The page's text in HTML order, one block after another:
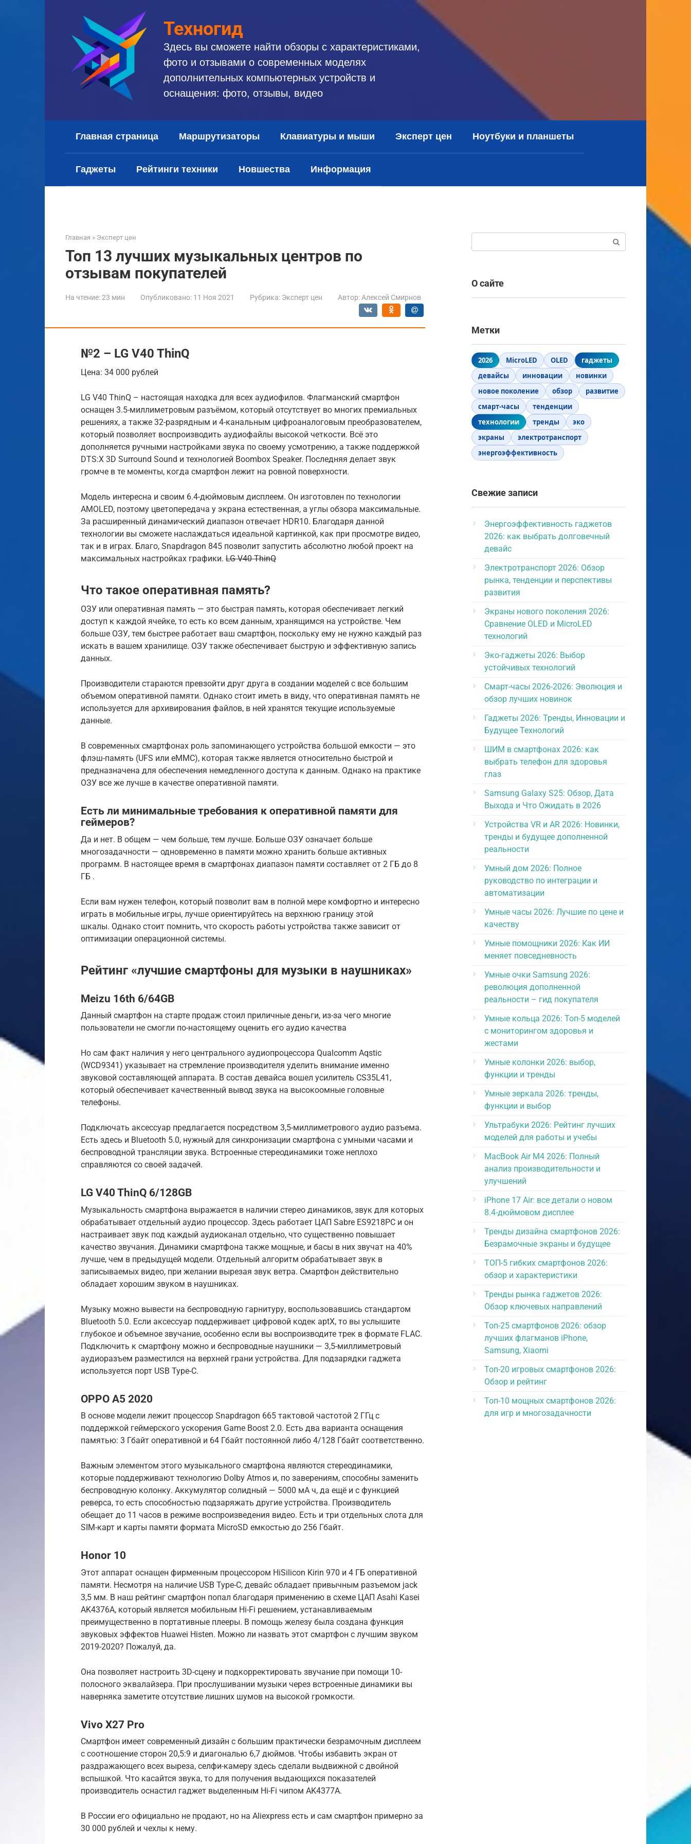
Техногид
Здесь вы сможете найти обзоры с характеристиками,
фото и отзывами о современных моделях
дополнительных компьютерных устройств и
оснащения: фото, отзывы, видео
Главная страница Маршрутизаторы Клавиатуры и мыши Эксперт цен Ноутбуки и планшеты
Гаджеты Рейтинги техники Новшества Информация
Главная » Эксперт цен
Топ 13 лучших музыкальных центров по
отзывам покупателей
На чтение:23 мин Опубликовано: 11 Ноя 2021 Рубрика: Эксперт цен Автор: Алексей Смирнов
№2 – LG V40 ThinQ
Цена: 34 000 рублей
LG V40 ThinQ – настоящая находка для всех аудиофилов. Флагманский смартфон
оснащен 3.5-миллиметровым разъёмом, который отсутствует во многих премиальных
решениях, а также 32-разрядным и 4-канальным цифроаналоговым преобразователем,
который позволяет воспроизводить аудиофайлы высокой четкости. Всё это
дополняется ручными настройками звука по своему усмотрению, а также поддержкой
DTS:X 3D Surround Sound и технологией Boombox Speaker. Последняя делает звук
громче в те моменты, когда смартфон лежит на ровной поверхности.
Модель интересна и своим 6.4-дюймовым дисплеем. Он изготовлен по технологии
AMOLED, поэтому цветопередача у экрана естественная, а углы обзора максимальные.
За расширенный динамический диапазон отвечает HDR10. Благодаря данной
технологии вы сможете наслаждаться идеальной картинкой, как при просмотре видео,
так и в играх. Благо, Snapdragon 845 позволит запустить абсолютно любой проект на
максимальных настройках графики. LG V40 ThinQ
Что такое оперативная память?
ОЗУ или оперативная память — это быстрая память, которая обеспечивает легкий
доступ к каждой ячейке, то есть ко всем данным, хранящимся на устройстве. Чем
больше ОЗУ, тем быстрее работает ваш смартфон, поскольку ему не нужно каждый раз
искать в вашем хранилище. ОЗУ также обеспечивает быструю и эффективную запись
данных.
Производители стараются превзойти друг друга в создании моделей с все большим
объемом оперативной памяти. Однако стоит иметь в виду, что оперативная память не
используется для архивирования файлов, в ней хранятся текущие используемые
данные.
В современных смартфонах роль запоминающего устройства большой емкости — это
флэш-память (UFS или eMMC), которая также является относительно быстрой и
предназначена для обеспечения немедленного доступа к данным. Однако на практике
ОЗУ все же лучше в качестве оперативной памяти.
Есть ли минимальные требования к оперативной памяти для
геймеров?
Да и нет. В общем — чем больше, тем лучше. Больше ОЗУ означает больше
многозадачности — одновременно в памяти можно хранить больше активных
программ. В настоящее время в смартфонах диапазон памяти составляет от 2 ГБ до 8
ГБ .
Если вам нужен телефон, который позволит вам в полной мере комфортно и интересно
играть в мобильные игры, лучше ориентируйтесь на верхнюю границу этой
шкалы. Однако стоит помнить, что скорость работы устройства также зависит от
оптимизации операционной системы.
Рейтинг «лучшие смартфоны для музыки в наушниках»
Meizu 16th 6/64GB
Данный смартфон на старте продаж стоил приличные деньги, из-за чего многие
пользователи не смогли по-настоящему оценить его аудио качества
Но сам факт наличия у него центрального аудиопроцессора Qualcomm Aqstic
(WCD9341) указывает на стремление производителя уделить внимание именно
звуковой составляющей аппарата. В состав девайса вошел усилитель CS35L41,
который обеспечивает качественный вывод звука на высокоомные головные
телефоны.
Подключать аксессуар предлагается посредством 3,5-миллиметрового аудио разъема.
Есть здесь и Bluetooth 5.0, нужный для синхронизации смартфона с умными часами и
беспроводной трансляции звука. Встроенные стереодинамики тоже неплохо
справляются со своей задачей.
LG V40 ThinQ 6/128GB
Музыкальность смартфона выражается в наличии стерео динамиков, звук для которых
обрабатывает отдельный аудио процессор. Здесь работает ЦАП Sabre ES9218PC и он
настраивает звук под каждый аудиоканал отдельно, что существенно повышает
качество звучания. Динамики смартфона также мощные, и басы в них звучат на 40%
лучше, чем в предыдущей модели. Отдельный алгоритм обрабатывает звук в
записываемых видео, при желании вырезая звук ветра. Смартфон действительно
обладает хорошим звуком в наушниках.
Музыку можно вывести на беспроводную гарнитуру, воспользовавшись стандартом
Bluetooth 5.0. Если аксессуар поддерживает цифровой кодек aptX, то вы услышите
глубокое и объемное звучание, особенно если вы воспроизводите трек в формате FLAC.
Подключить к смартфону можно и беспроводные наушники — 3,5-миллиметровый
аудиоразъем разместился на верхней грани устройства. Для подзарядки гаджета
используется порт USB Type-C.
OPPO A5 2020
В основе модели лежит процессор Snapdragon 665 тактовой частотой 2 ГГц с
поддержкой геймерского ускорения Game Boost 2.0. Есть два варианта оснащения
памятью: 3 Гбайт оперативной и 64 Гбайт постоянной либо 4/128 Гбайт соответственно.
Важным элементом этого музыкального смартфона являются стереодинамики,
которые поддерживают технологию Dolby Atmos и, по заверениям, способны заменить
беспроводную колонку. Аккумулятор солидный — 5000 мА ч, да ещё и с функцией
реверса, то есть способностью подзаряжать другие устройства. Производитель
обещает до 11 часов в режиме воспроизведения видео. Есть и три отдельных слота для
SIM-карт и карты памяти формата MicroSD емкостью до 256 Гбайт.
Honor 10
Этот аппарат оснащен фирменным процессором HiSilicon Kirin 970 и 4 ГБ оперативной
памяти. Несмотря на наличие USB Type-C, девайс обладает привычным разъемом jack
3,5 мм. В наш рейтинг смартфон попал благодаря применению в схеме ЦАП Asahi Kasei
AK4376A, который является мобильным Hi-Fi решением, устанавливаемым
преимущественно в портативные плееры. В помощь железу была создана функция
звуковых эффектов Huawei Histen. Можно ли назвать этот смартфон с лучшим звуком
2019-2020? Пожалуй, да.
Она позволяет настроить 3D-сцену и подкорректировать звучание при помощи 10-
полосного эквалайзера. При прослушивании музыки через встроенные динамики вы
наверняка заметите отсутствие лишних шумов на высокой громкости.
Vivo X27 Pro
Смартфон имеет современный дизайн с большим практически безрамочным дисплеем
c соотношение сторон 20,5:9 и диагональю 6,7 дюймов. Чтобы избавить экран от
раздражающего всех выреза, селфи-камеру здесь сделали выдвижной с двойной
вспышкой. Что касайтся звука, то для получения выдающихся показателей
производитель оснастил гаджет выделенным Hi-Fi чипом AK4377A.
В России его официально не продают, но на Aliexpress есть и сам смартфон примерно за
30 000 рублей и чехлы к нему.
О сайте
Метки
2026 MicroLED OLED
гаджеты
девайсы
инновации
новинки
новое поколение
обзор
развитие
смарт-часы
тенденции
технологии
тренды
эко
экраны
электротранспорт
энергоэффективность
Свежие записи
Энергоэффективность гаджетов
2026: как выбрать долговечный
девайс
Электротранспорт 2026: Обзор
рынка, тенденции и перспективы
развития
Экраны нового поколения 2026:
Сравнение OLED и MicroLED
технологий
Эко-гаджеты 2026: Выбор
устойчивых технологий
Смарт-часы 2026-2026: Эволюция и
обзор лучших новинок
Гаджеты 2026: Тренды, Инновации и
Будущее Технологий
ШИМ в смартфонах 2026: как
выбрать телефон для здоровья
глаз
Samsung Galaxy S25: Обзор, Дата
Выхода и Что Ожидать в 2026
Устройства VR и AR 2026: Новинки,
тренды и будущее дополненной
реальности
Умный дом 2026: Полное
руководство по интеграции и
автоматизации
Умные часы 2026: Лучшие по цене и
качеству
Умные помощники 2026: Как ИИ
меняет повседневность
Умные очки Samsung 2026:
революция дополненной
реальности – гид покупателя
Умные кольца 2026: Топ-5 моделей
с мониторингом здоровья и
жестами
Умные колонки 2026: выбор,
функции и тренды
Умные зеркала 2026: тренды,
функции и выбор
Ультрабуки 2026: Рейтинг лучших
моделей для работы и учебы
MacBook Air M4 2026: Полный
анализ производительности и
улучшений
iPhone 17 Air: все детали о новом
8.4-дюймовом дисплее
Тренды дизайна смартфонов 2026:
Безрамочные экраны и будущее
ТОП-5 гибких смартфонов 2026:
обзор и характеристики
Тренды рынка гаджетов 2026:
Обзор ключевых направлений
Топ-25 смартфонов 2026: обзор
лучших флагманов iPhone,
Samsung, Xiaomi
Топ-20 игровых смартфонов 2026:
Обзор и рейтинг
Топ-10 мощных смартфонов 2026:
для игр и многозадачности